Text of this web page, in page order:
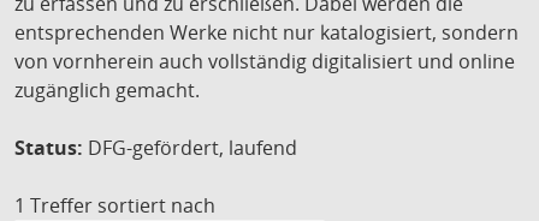
entsprechenden Werke nicht nur katalogisiert, sondern
von vornherein auch vollständig digitalisiert und online
zugänglich gemacht.
Status: DFG-gefördert, laufend
1 Treffer sortiert nach